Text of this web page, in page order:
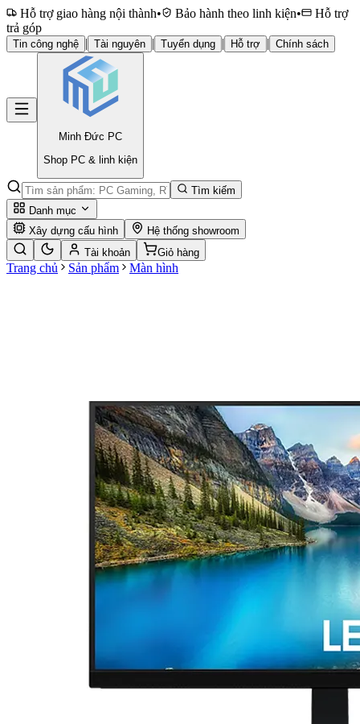
Hỗ trợ giao hàng nội thành• Bảo hành theo linh kiện•
Hỗ trợ
trả góp
Tin công nghệ | Tài nguyên | Tuyển dụng | Hỗ trợ | Chính sách
Minh Đức PC
Shop PC & linh kiện
Tìm kiếm
Danh mục
Xây dựng cấu hình
Hệ thống showroom
Tài khoản
Giỏ hàng
Trang chủ Sản phẩm Màn hình